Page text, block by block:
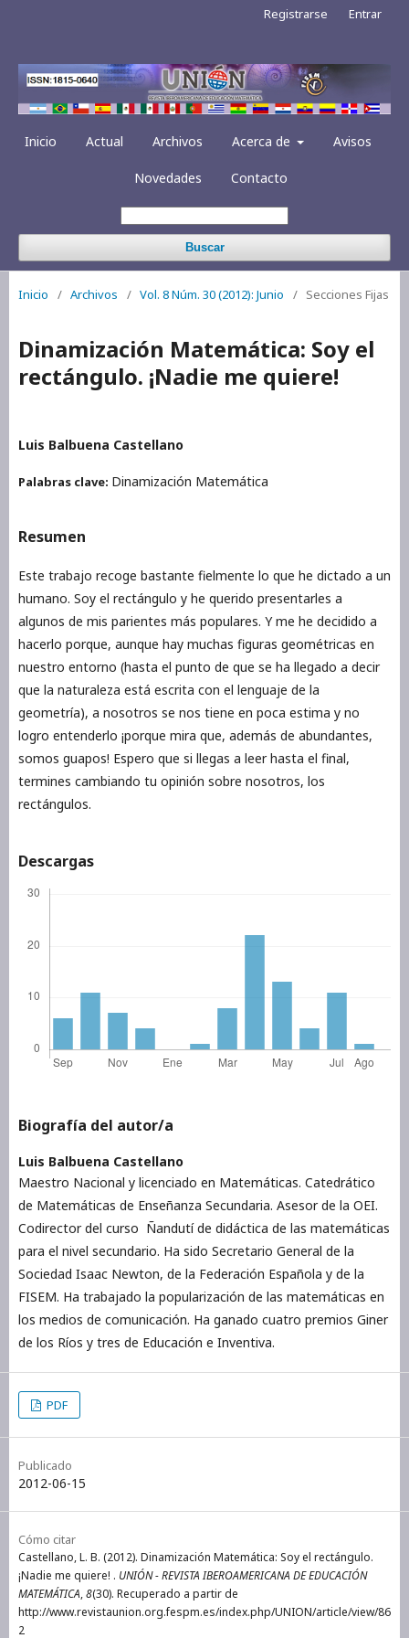
Inicio Actual Archivos Acerca de Avisos
Novedades Contacto
Buscar
Registrarse Entrar
Inicio / Archivos / Vol. 8 Núm. 30 (2012): Junio / Secciones Fijas
Dinamización Matemática: Soy el
rectángulo. ¡Nadie me quiere!
Luis Balbuena Castellano
Palabras clave: Dinamización Matemática
Resumen
Este trabajo recoge bastante fielmente lo que he dictado a un
humano. Soy el rectángulo y he querido presentarles a
algunos de mis parientes más populares. Y me he decidido a
hacerlo porque, aunque hay muchas figuras geométricas en
nuestro entorno (hasta el punto de que se ha llegado a decir
que la naturaleza está escrita con el lenguaje de la
geometría), a nosotros se nos tiene en poca estima y no
logro entenderlo ¡porque mira que, además de abundantes,
somos guapos! Espero que si llegas a leer hasta el final,
termines cambiando tu opinión sobre nosotros, los
rectángulos.
Descargas
Biografía del autor/a
Luis Balbuena Castellano
Maestro Nacional y licenciado en Matemáticas. Catedrático
de Matemáticas de Enseñanza Secundaria. Asesor de la OEI.
Codirector del curso Ñandutí de didáctica de las matemáticas
para el nivel secundario. Ha sido Secretario General de la
Sociedad Isaac Newton, de la Federación Española y de la
FISEM. Ha trabajado la popularización de las matemáticas en
los medios de comunicación. Ha ganado cuatro premios Giner
de los Ríos y tres de Educación e Inventiva.
PDF
Publicado
2012-06-15
Cómo citar
Castellano, L. B. (2012). Dinamización Matemática: Soy el rectángulo.
¡Nadie me quiere! . UNIÓN - REVISTA IBEROAMERICANA DE EDUCACIÓN
MATEMÁTICA,8(30). Recuperado a partir de
http://www.revistaunion.org.fespm.es/index.php/UNION/article/view/86
2